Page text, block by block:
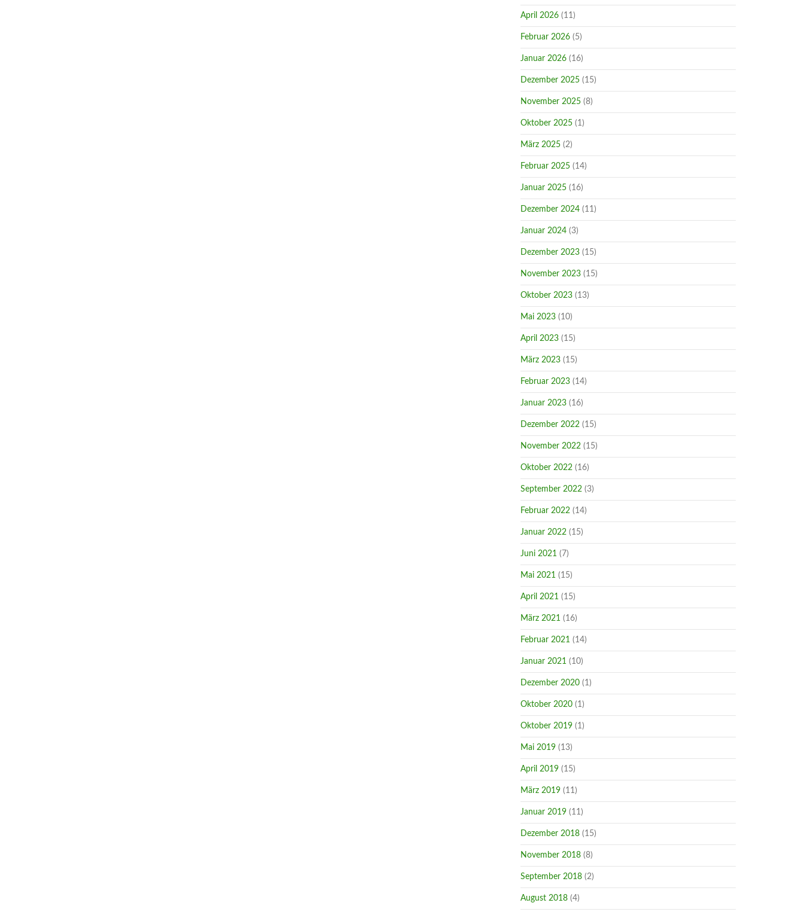
April 2026 (11)
Februar 2026 (5)
Januar 2026 (16)
Dezember 2025 (15)
November 2025 (8)
Oktober 2025 (1)
März 2025 (2)
Februar 2025 (14)
Januar 2025 (16)
Dezember 2024 (11)
Januar 2024 (3)
Dezember 2023 (15)
November 2023 (15)
Oktober 2023 (13)
Mai 2023 (10)
April 2023 (15)
März 2023 (15)
Februar 2023 (14)
Januar 2023 (16)
Dezember 2022 (15)
November 2022 (15)
Oktober 2022 (16)
September 2022 (3)
Februar 2022 (14)
Januar 2022 (15)
Juni 2021 (7)
Mai 2021 (15)
April 2021 (15)
März 2021 (16)
Februar 2021 (14)
Januar 2021 (10)
Dezember 2020 (1)
Oktober 2020 (1)
Oktober 2019 (1)
Mai 2019 (13)
April 2019 (15)
März 2019 (11)
Januar 2019 (11)
Dezember 2018 (15)
November 2018 (8)
September 2018 (2)
August 2018 (4)